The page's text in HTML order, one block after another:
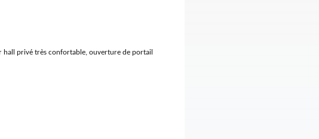
hall privé très confortable, ouverture de portail